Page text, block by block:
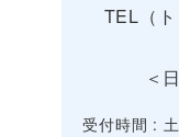
TEL（
＜
受付時間 :